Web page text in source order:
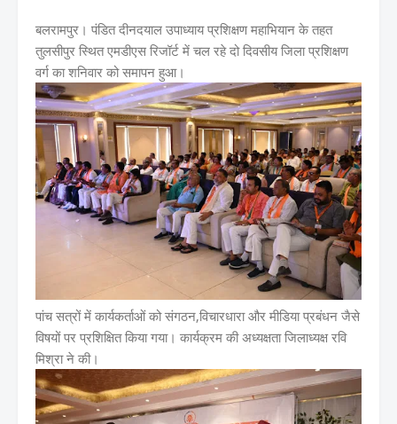
बलरामपुर। पंडित दीनदयाल उपाध्याय प्रशिक्षण महाभियान के तहत
तुलसीपुर स्थित एमडीएस रिजॉर्ट में चल रहे दो दिवसीय जिला प्रशिक्षण
वर्ग का शनिवार को समापन हुआ।
पांच सत्रों में कार्यकर्ताओं को संगठन,विचारधारा और मीडिया प्रबंधन जैसे
विषयों पर प्रशिक्षित किया गया। कार्यक्रम की अध्यक्षता जिलाध्यक्ष रवि
मिश्रा ने की।